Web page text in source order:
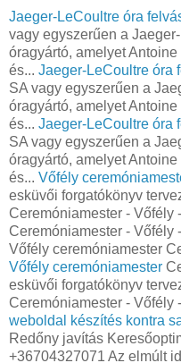
Jaeger-LeCoultre óra
vagy egyszerűen a
óragyártó, amelyet
és... Jaeger-LeCoultre óra
SA vagy egyszerűen a
óragyártó, amelyet
és... Jaeger-LeCoultre óra
SA vagy egyszerűen a
óragyártó, amelyet
és... Vőfély
esküvői forgatókönyv
Ceremóniamester - Vőfély
Ceremóniamester - Vőfély
Vőfély ceremóniamester
Vőfély ceremóniamester
esküvői forgatókönyv
Ceremóniamester - Vőfély
weboldal készítés kontra
Redőny javítás
+36704327071 Az elmúlt